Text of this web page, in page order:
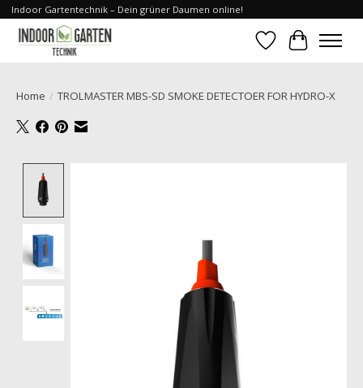
Indoor Gartentechnik – Dein grüner Daumen online!
Verlanglijst
Home / TROLMASTER MBS-SD SMOKE DETECTOER FOR HYDRO-X